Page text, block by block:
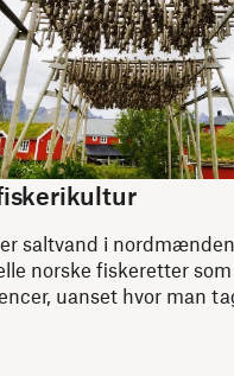
saltvand i
norske fiskeretter
uanset hvor man